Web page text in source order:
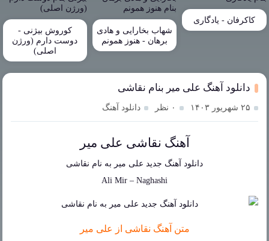
کاکرفان - یادگاری
شهاب بخارایی و هادی
برهان - هنوز همونم
کوروش بیژنی -
دوست دارم (ورژن
اصلی)
دانلود آهنگ علی میر بنام نقاشی
۲۵ شهریور ۱۴۰۳ ۰ نظر دانلود آهنگ
آهنگ نقاشی علی میر
دانلود آهنگ جدید علی میر به نام نقاشی
Ali Mir – Naghashi
متن آهنگ نقاشی از علی میر